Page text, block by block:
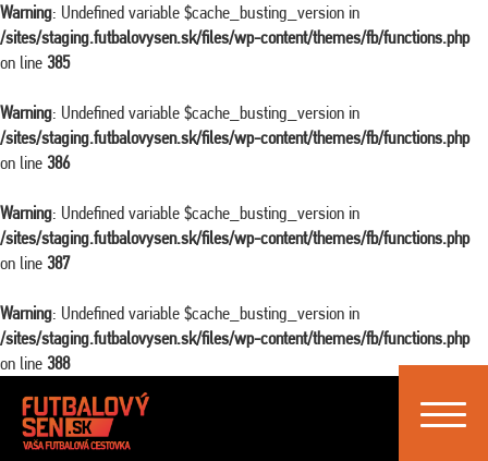
Warning: Undefined variable $cache_busting_version in
/sites/staging.futbalovysen.sk/files/wp-content/themes/fb/functions.php
on line 385
Warning: Undefined variable $cache_busting_version in
/sites/staging.futbalovysen.sk/files/wp-content/themes/fb/functions.php
on line 386
Warning: Undefined variable $cache_busting_version in
/sites/staging.futbalovysen.sk/files/wp-content/themes/fb/functions.php
on line 387
Warning: Undefined variable $cache_busting_version in
/sites/staging.futbalovysen.sk/files/wp-content/themes/fb/functions.php
on line 388
Toggle